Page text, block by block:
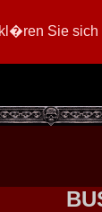
Sie